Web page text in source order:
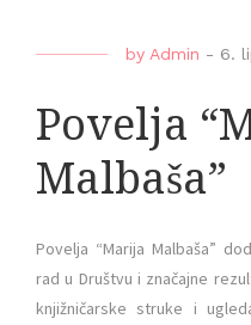
by Admin - 6.
Povelja
Malbaša”
Povelja “Marija Malbaša”
rad u Društvu i značajne
knjižničarske struke i